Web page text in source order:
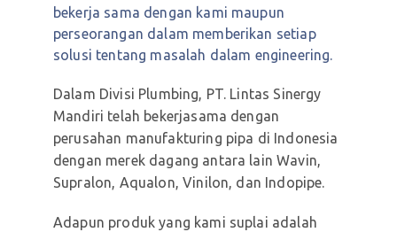
bekerja sama dengan kami maupun
perseorangan dalam memberikan setiap
solusi tentang masalah dalam engineering.
Dalam Divisi Plumbing, PT. Lintas Sinergy
Mandiri telah bekerjasama dengan
perusahan manufakturing pipa di Indonesia
dengan merek dagang antara lain Wavin,
Supralon, Aqualon, Vinilon, dan Indopipe.
Adapun produk yang kami suplai adalah